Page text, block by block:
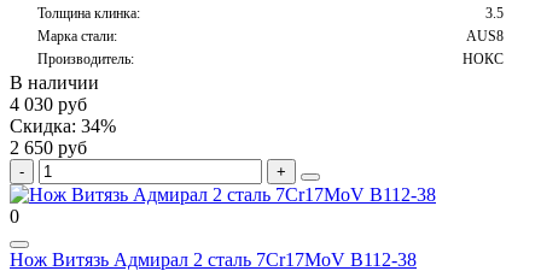
Толщина клинка:
3.5
Марка стали:
AUS8
Производитель:
НОКС
В наличии
4 030 руб
Скидка: 34%
2 650 руб
0
Нож Витязь Адмирал 2 сталь 7Cr17MoV B112-38